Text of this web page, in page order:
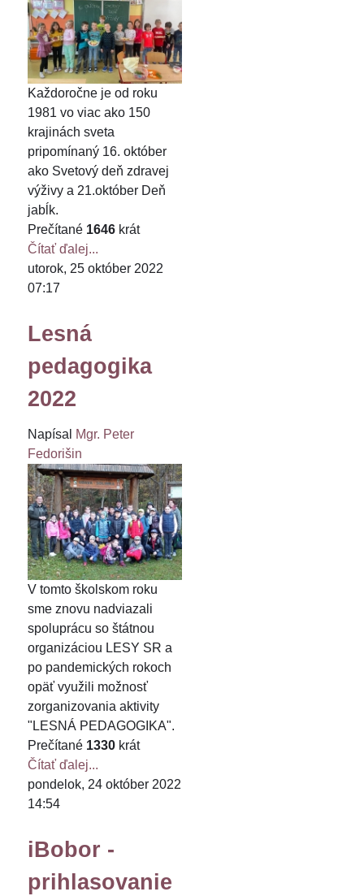
Každoročne je od roku
1981 vo viac ako 150
krajinách sveta
pripomínaný 16. október
ako Svetový deň zdravej
výživy a 21.október Deň
jabĺk.
Prečítané 1646 krát
Čítať ďalej...
utorok, 25 október 2022
07:17
Lesná
pedagogika
2022
Napísal
Mgr. Peter
Fedorišin
V tomto školskom roku
sme znovu nadviazali
spoluprácu so štátnou
organizáciou LESY SR a
po pandemických rokoch
opäť využili možnosť
zorganizovania aktivity
"LESNÁ PEDAGOGIKA".
Prečítané 1330 krát
Čítať ďalej...
pondelok, 24 október 2022
14:54
iBobor -
prihlasovanie